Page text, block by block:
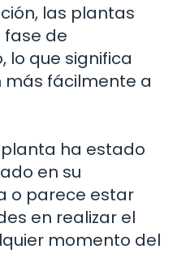
las plantas
fase de
lo que significa
fácilmente a
ha estado
en su
o parece estar
en realizar el
momento del